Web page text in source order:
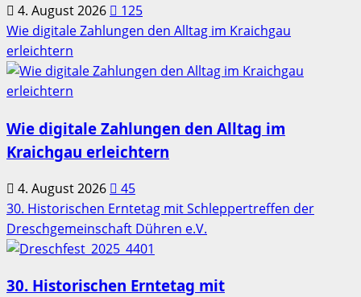
4. August 2026
125
Wie digitale Zahlungen den Alltag im Kraichgau
erleichtern
Wie digitale Zahlungen den Alltag im
Kraichgau erleichtern
4. August 2026
45
30. Historischen Erntetag mit Schleppertreffen der
Dreschgemeinschaft Dühren e.V.
30. Historischen Erntetag mit